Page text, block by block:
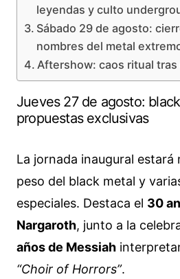
leyendas y culto
Sábado 29 de agosto:
nombres del metal
Aftershow: caos ritual tras
Jueves 27 de agosto:
propuestas exclusivas
La jornada inaugural estará
peso del black metal y
especiales. Destaca el 30
Nargaroth, junto a la
años de Messiah
“Choir of Horrors”.